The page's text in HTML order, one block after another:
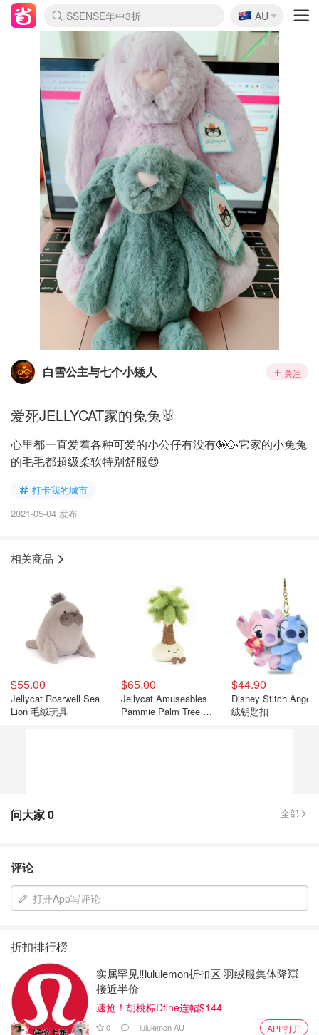
lululemon折扣上新
Sasa美妆护肤3.5折
SSENSE年中3折
FreshBeauty好价汇总
Cettire降价+叠9折
Farfetch折上8折
WWS Coles超市实拍
viagogo二手票捡漏
Myer清仓1折起
The Outnet奢牌1折起
David Jones 3折起
Flannels大牌1折
Perfumes Club护肤1折
AMIRO返校季6.2折
Oweek抽奖送Airpods
Amazon折扣汇总
eToro入金$200送$50
Amazon数码好物
ICONIC本周7.5折
ThedoubleF高奢地板价
Moose Knuckles 6折
丝芙兰5折起
EUFY官网3.7折起
Selenichast首饰2折
Trip机票酒店促销
YSL送5件彩妆礼
Amazon家居好物
BIGBANG巡演开票
David Jones时尚3折
Amazon美妆护肤
过敏原检测盒$33
伊索独家赠50ml沐浴露
科颜氏清仓3折
SEALIFE海洋馆门票6折
丝塔芙大白罐$16
订阅Newsletter送香薰
Cult Beauty 6.8折
Harrods圣诞日历2.3折
LN-CC奢牌私促3折
d'Alba空姐喷雾$16
EVE LOM套装逆天2折
Bernardelli独家4折
Adore Beauty 6折起
CT圣诞日历
Mytheresa奢品2.7折
Luxury Escapes 9折
Currentbody美容仪9折
卡诗9折+赠4件礼
MOON Garden Live
ALLSAINTS美衣3折
Roborock扫地机3.7折
Tingo Life水杯$24
Valentino官网5折
CR洗发护发6.3折
🇦🇺
AU
白雪公主与七个小矮人 关注
爱死JELLYCAT家的兔兔🐰
心里都一直爱着各种可爱的小公仔有没有🤪🥳它家的小兔兔
的毛毛都超级柔软特别舒服😌
打卡我的城市
2021-05-04 发布
相关商品
$55.00
Jellycat Roarwell Sea
Lion 毛绒玩具
$65.00
Jellycat Amuseables
Pammie Palm Tree 玩
$44.90
Disney Stitch Angel
绒钥匙扣
问大家0 全部
评论
打开App写评论
折扣排行榜
实属罕见‼️lululemon折扣区 羽绒服集体降💥
接近半价
速抢！胡桃棕Dfine连帽$144
0 lululemon AU APP打开